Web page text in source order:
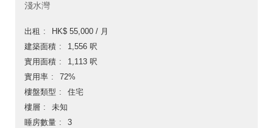
淺水灣
出租
HK$ 55,000 / 月
建築面積
1,556 呎
實用面積
1,113 呎
實用率
72%
樓盤類型
住宅
樓層
未知
睡房數量
3